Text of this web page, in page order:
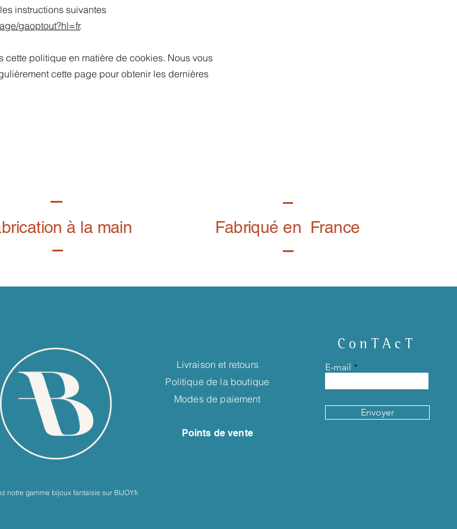
instructions suivantes
gaoptout?hl=fr.
cette politique en matière de cookies. Nous vous
cette page pour obtenir les dernières
à la main Fabriqué en France
notre gamme bijoux fantaisie sur BIJOY.fr
Livraison et retours
Politique de la boutique
Modes de paiement
Points de vente
ConTAcT
E-mail
Envoyer